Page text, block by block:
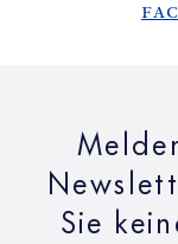
Sie